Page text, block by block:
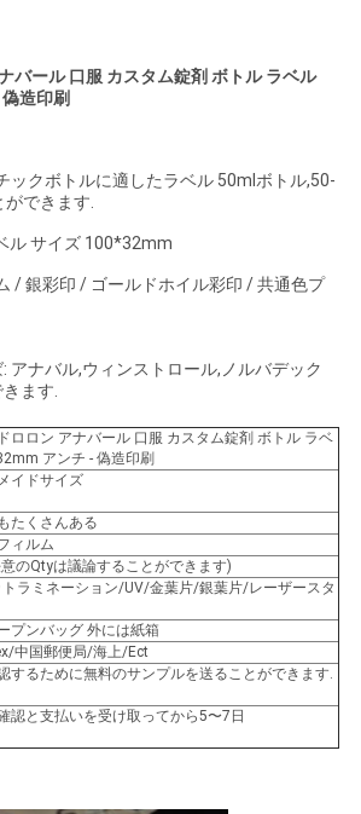
バール 口服 カスタム錠剤 ボトル ラベル
造印刷
ックボトルに適したラベル 50mlボトル,50-
できます.
ル サイズ 100*32mm
/ 銀彩印 / ゴールドホイル彩印 / 共通色プ
アナバル,ウィンストロール,ノルバデック
ます.
ロロン アナバール 口服 カスタム錠剤 ボトル ラベ
アンチ - 偽造印刷
イドサイズ
たくさんある
ィルム
のQtyは議論することができます)
ラミネーション/UV/金葉片/銀葉片/レーザースタ
プンバッグ 外には紙箱
中国郵便局/海上/Ect
するために無料のサンプルを送ることができます.
認と支払いを受け取ってから5〜7日